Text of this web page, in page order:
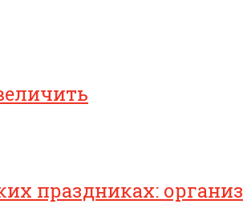
праздниках: